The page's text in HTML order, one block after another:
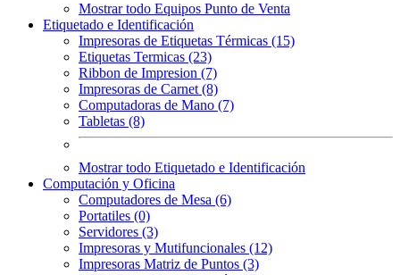
Mostrar todo Equipos Punto de Venta
Etiquetado e Identificación
Impresoras de Etiquetas Térmicas (15)
Etiquetas Termicas (23)
Ribbon de Impresion (7)
Impresoras de Carnet (8)
Computadoras de Mano (7)
Tabletas (8)
Mostrar todo Etiquetado e Identificación
Computación y Oficina
Computadores de Mesa (6)
Portatiles (0)
Servidores (3)
Impresoras y Mutifuncionales (12)
Impresoras Matriz de Puntos (3)